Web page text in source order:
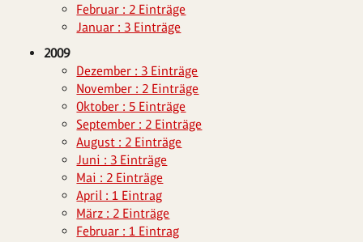
Februar : 2 Einträge
Januar : 3 Einträge
2009
Dezember : 3 Einträge
November : 2 Einträge
Oktober : 5 Einträge
September : 2 Einträge
August : 2 Einträge
Juni : 3 Einträge
Mai : 2 Einträge
April : 1 Eintrag
März : 2 Einträge
Februar : 1 Eintrag